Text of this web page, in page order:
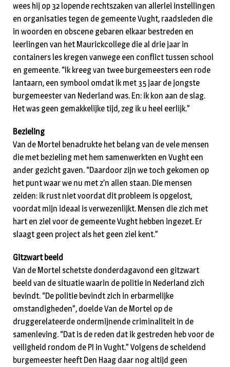
wees hij op 32 lopende rechtszaken van allerlei instellingen
en organisaties tegen de gemeente Vught, raadsleden die
in woorden en obscene gebaren elkaar bestreden en
leerlingen van het Maurickcollege die al drie jaar in
containers les kregen vanwege een conflict tussen school
en gemeente. “Ik kreeg van twee burgemeesters een rode
lantaarn, een symbool omdat ik met 35 jaar de jongste
burgemeester van Nederland was. En: ik kon aan de slag.
Het was geen gemakkelijke tijd, zeg ik u heel eerlijk.”
Bezieling
Van de Mortel benadrukte het belang van de vele mensen
die met bezieling met hem samenwerkten en Vught een
ander gezicht gaven. “Daardoor zijn we toch gekomen op
het punt waar we nu met z’n allen staan. Die mensen
zeiden: ik rust niet voordat dit probleem is opgelost,
voordat mijn ideaal is verwezenlijkt. Mensen die zich met
hart en ziel voor de gemeente Vught hebben ingezet. Er
slaagt geen project als het geen ziel kent.”
Gitzwart beeld
Van de Mortel schetste donderdagavond een gitzwart
beeld van de situatie waarin de politie in Nederland zich
bevindt. “De politie bevindt zich in erbarmelijke
omstandigheden”, doelde Van de Mortel op de
druggerelateerde ondermijnende criminaliteit in de
samenleving. “Dat is de reden dat ik gestreden heb voor de
veiligheid rondom de PI in Vught.” Volgens de scheidend
burgemeester heeft Den Haag daar nog altijd geen